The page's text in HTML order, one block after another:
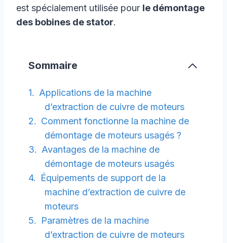
est spécialement utilisée pour le démontage
des bobines de stator.
Sommaire
Applications de la machine
d’extraction de cuivre de moteurs
Comment fonctionne la machine de
démontage de moteurs usagés ?
Avantages de la machine de
démontage de moteurs usagés
Équipements de support de la
machine d’extraction de cuivre de
moteurs
Paramètres de la machine
d’extraction de cuivre de moteurs